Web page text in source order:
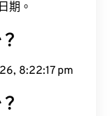
期。
8:22:18 pm